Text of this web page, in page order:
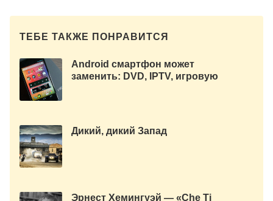
ТЕБЕ ТАКЖЕ ПОНРАВИТСЯ
Android смартфон может
заменить: DVD, IPTV, игровую
Дикий, дикий Запад
Эрнест Хемингуэй — «Che Ti